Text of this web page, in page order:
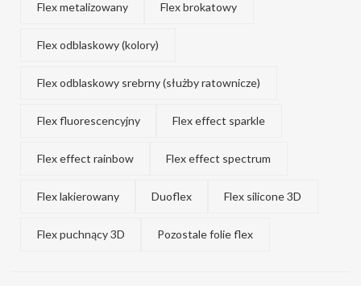
Flex metalizowany Flex brokatowy
Flex odblaskowy (kolory)
Flex odblaskowy srebrny (służby ratownicze)
Flex fluorescencyjny Flex effect sparkle
Flex effect rainbow Flex effect spectrum
Flex lakierowany Duoflex Flex silicone 3D
Flex puchnący 3D Pozostale folie flex